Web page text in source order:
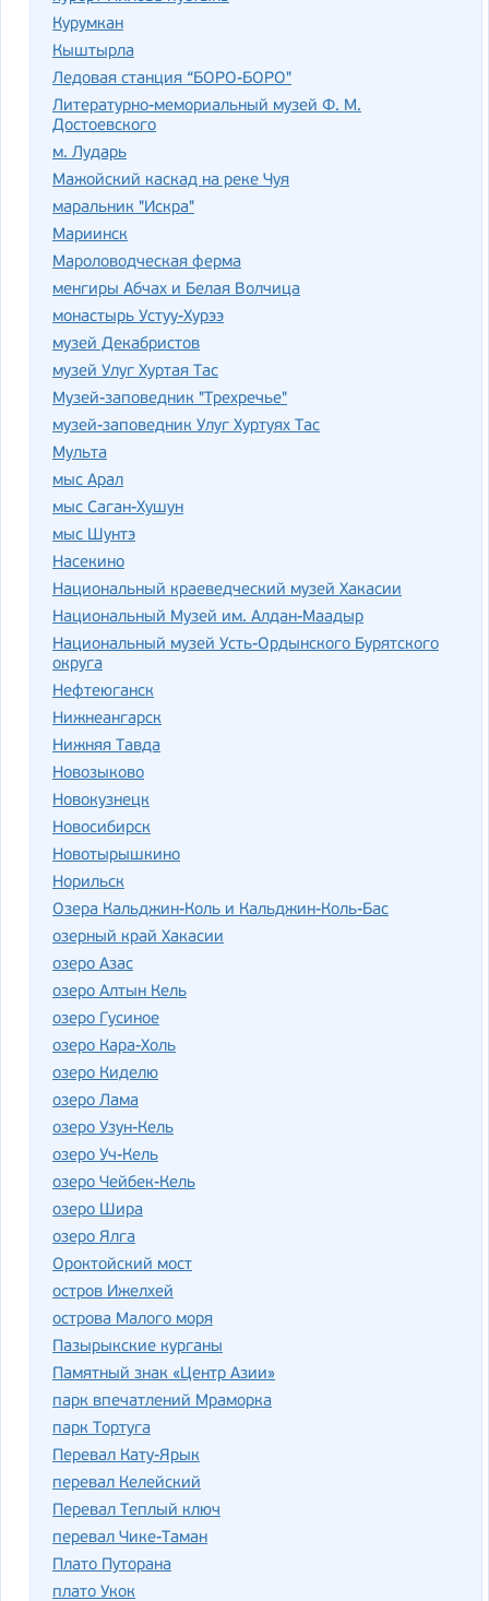
Курумкан
Кыштырла
Ледовая станция “БОРО-БОРО"
Литературно-мемориальный музей Ф. М.
Достоевского
м. Лударь
Мажойский каскад на реке Чуя
маральник "Искра"
Мариинск
Мароловодческая ферма
менгиры Абчах и Белая Волчица
монастырь Устуу-Хурээ
музей Декабристов
музей Улуг Хуртая Тас
Музей-заповедник "Трехречье"
музей-заповедник Улуг Хуртуях Тас
Мульта
мыс Арал
мыс Саган-Хушун
мыс Шунтэ
Насекино
Национальный краеведческий музей Хакасии
Национальный Музей им. Алдан-Маадыр
Национальный музей Усть-Ордынского Бурятского
округа
Нефтеюганск
Нижнеангарск
Нижняя Тавда
Новозыково
Новокузнецк
Новосибирск
Новотырышкино
Норильск
Озера Кальджин-Коль и Кальджин-Коль-Бас
озерный край Хакасии
озеро Азас
озеро Алтын Кель
озеро Гусиное
озеро Кара-Холь
озеро Киделю
озеро Лама
озеро Узун-Кель
озеро Уч-Кель
озеро Чейбек-Кель
озеро Шира
озеро Ялга
Ороктойский мост
остров Ижелхей
острова Малого моря
Пазырыкские курганы
Памятный знак «Центр Азии»
парк впечатлений Мраморка
парк Тортуга
Перевал Кату-Ярык
перевал Келейский
Перевал Теплый ключ
перевал Чике-Таман
Плато Путорана
плато Укок